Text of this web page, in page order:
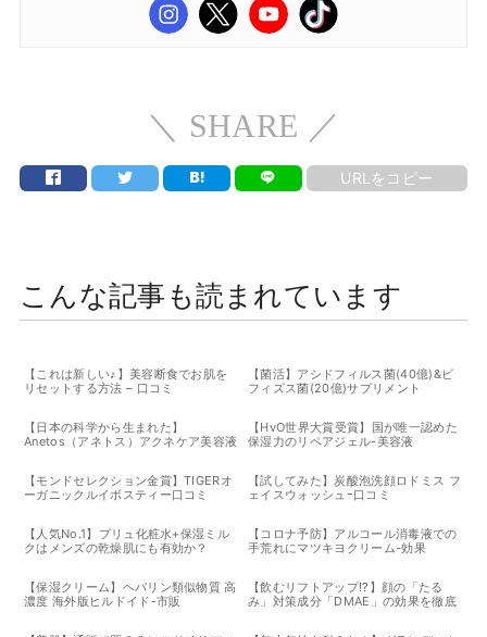
＼ SHARE ／
URLをコピー
こんな記事も読まれています
【これは新しい♪】美容断食でお肌を
リセットする方法 – 口コミ
【菌活】アシドフィルス菌(40億)&ビ
フィズス菌(20億)サプリメント
【日本の科学から生まれた】
Anetos（アネトス）アクネケア美容液
【HvO世界大賞受賞】国が唯一認めた
保湿力のリペアジェル-美容液
【モンドセレクション金賞】TIGERオ
ーガニックルイボスティー口コミ
【試してみた】炭酸泡洗顔ロドミス フ
ェイスウォッシュｰ口コミ
【人気No.1】プリュ化粧水+保湿ミル
クはメンズの乾燥肌にも有効か？
【コロナ予防】アルコール消毒液での
手荒れにマツキヨクリーム-効果
【保湿クリーム】ヘパリン類似物質 高
濃度 海外版ヒルドイド-市販
【飲むリフトアップ!?】顔の「たる
み」対策成分「DMAE」の効果を徹底